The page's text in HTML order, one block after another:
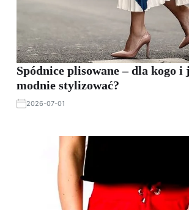
Spódnice plisowane – dla kogo i
modnie stylizować?
2026-07-01